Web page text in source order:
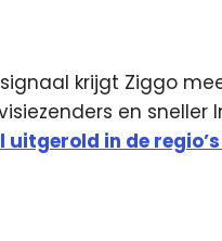
krijgt Ziggo
en sneller
in de